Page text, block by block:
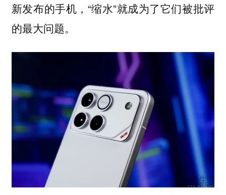
新发布的手机，“缩水”就成为了它们被批评
的最大问题。